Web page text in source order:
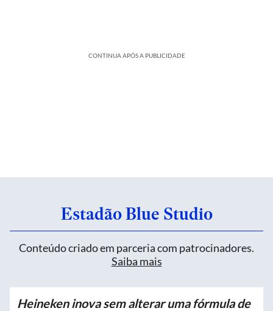
CONTINUA APÓS A PUBLICIDADE
Estadão Blue Studio
Conteúdo criado em parceria com patrocinadores.
Saiba mais
Heineken inova sem alterar uma fórmula de